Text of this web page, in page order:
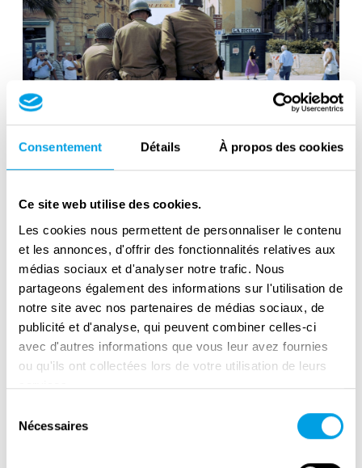
Consentement Détails À propos des cookies
Ce site web utilise des cookies.
Les cookies nous permettent de personnaliser le contenu
et les annonces, d'offrir des fonctionnalités relatives aux
médias sociaux et d'analyser notre trafic. Nous
partageons également des informations sur l'utilisation de
notre site avec nos partenaires de médias sociaux, de
publicité et d'analyse, qui peuvent combiner celles-ci
avec d'autres informations que vous leur avez fournies
ou qu'ils ont collectées lors de votre utilisation de leurs
services.
Nécessaires
Sicily Landings: commemorations in
Licata and interview with Mr. Gordon B.
Sicily Landings: Interview with Sir